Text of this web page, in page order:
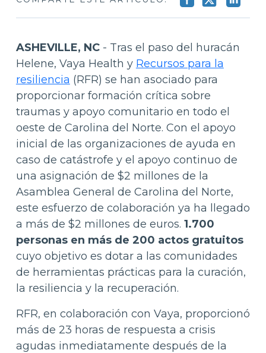
ASHEVILLE, NC- Tras el paso del huracán
Helene, Vaya Health y Recursos para la
resiliencia (RFR) se han asociado para
proporcionar formación crítica sobre
traumas y apoyo comunitario en todo el
oeste de Carolina del Norte. Con el apoyo
inicial de las organizaciones de ayuda en
caso de catástrofe y el apoyo continuo de
una asignación de $2 millones de la
Asamblea General de Carolina del Norte,
este esfuerzo de colaboración ya ha llegado
a más de $2 millones de euros. 1.700
personas en más de 200 actos gratuitos
cuyo objetivo es dotar a las comunidades
de herramientas prácticas para la curación,
la resiliencia y la recuperación.
RFR, en colaboración con Vaya, proporcionó
más de 23 horas de respuesta a crisis
agudas inmediatamente después de la